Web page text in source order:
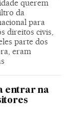
querem
da
para
direitos civis,
parte dos
eram
entrar na